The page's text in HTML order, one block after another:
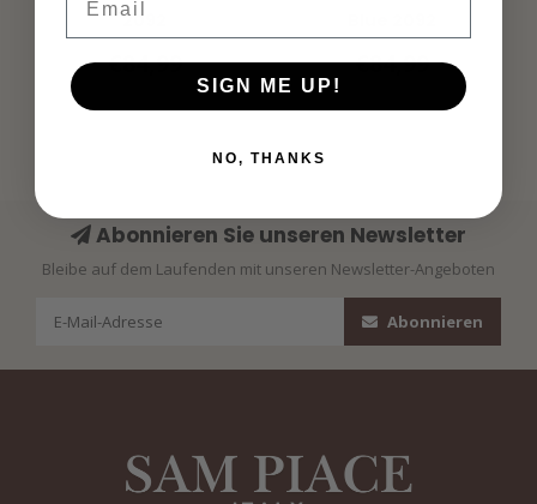
2092
€84,99 €84,99
Abonnieren Sie unseren Newsletter
Bleibe auf dem Laufenden mit unseren Newsletter-Angeboten
Abonnieren
SIGN ME UP!
NO, THANKS